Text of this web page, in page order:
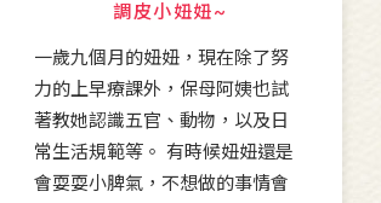
調皮小妞妞~
一歲九個月的妞妞，現在除了努
力的上早療課外，保母阿姨也試
著教她認識五官、動物，以及日
常生活規範等。 有時候妞妞還是
會耍耍小脾氣，不想做的事情會